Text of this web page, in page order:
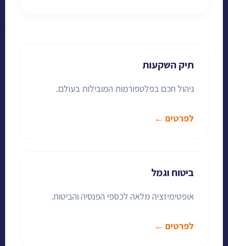
תיק השקעות
ניהול חכם בפלטפורמות המובילות בעולם.
לפרטים ←
ביטוח וגמל
אופטימיזציה מלאה לכספי הפנסיה והביטוח.
לפרטים ←